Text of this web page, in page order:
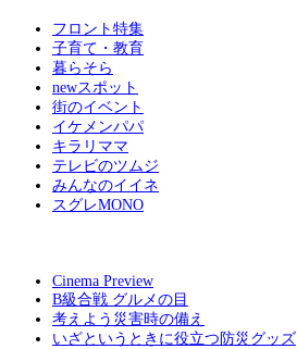
フロント特集
子育て・教育
暮らそら
newスポット
街のイベント
イケメンパパ
キラリママ
テレビのツムジ
みんなのイイネ
スグレMONO
Cinema Preview
B級合戦 グルメの目
考えよう災害時の備え
いざというときに役立つ防災グッズ